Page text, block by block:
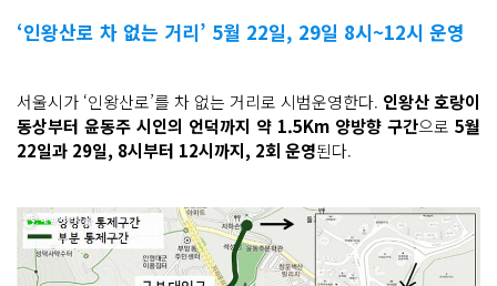
‘인왕산로 차 없는 거리’ 5월 22일, 29일 8시~12시 운영
서울시가 ‘인왕산로’를 차 없는 거리로 시범운영한다. 인왕산 호랑이
동상부터 윤동주 시인의 언덕까지 약 1.5Km 양방향 구간으로 5월
22일과 29일, 8시부터 12시까지, 2회 운영된다.